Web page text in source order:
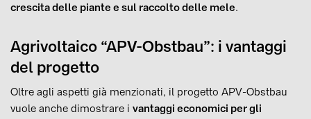
crescita delle piante e sul raccolto delle mele.
Agrivoltaico “APV-Obstbau”: i vantaggi
del progetto
Oltre agli aspetti già menzionati, il progetto APV-Obstbau
vuole anche dimostrare i vantaggi economici per gli